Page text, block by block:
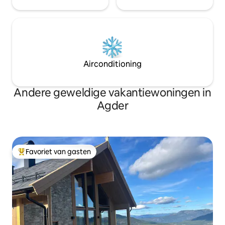
Airconditioning
Andere geweldige vakantiewoningen in
Agder
Topfavoriet van gasten
Favoriet van gasten